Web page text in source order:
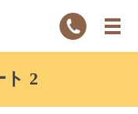
ト 2